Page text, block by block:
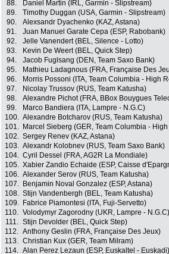
88.
Daniel Martin (IRL, Garmin - Slipstream)
89.
Timothy Duggan (USA, Garmin - Slipstream)
90.
Alexsandr Dyachenko (KAZ, Astana)
91.
Juan Manuel Garate Cepa (ESP, Rabobank)
92.
Jelle Vanendert (BEL, Silence - Lotto)
93.
Kevin De Weert (BEL, Quick Step)
94.
Jacob Fuglsang (DEN, Team Saxo Bank)
95.
Mathieu Ladagnous (FRA, Française Des
96.
Morris Possoni (ITA, Team Columbia - High
97.
Nicolay Trussov (RUS, Team Katusha)
98.
Alexandre Pichot (FRA, BBox Bouygues
99.
Marco Bandiera (ITA, Lampre - N.G.C)
100. Alexandre Botcharov (RUS, Team Katusha)
101.
Marcel Sieberg (GER, Team Columbia -
102. Sergey Renev (KAZ, Astana)
103. Alexandr Kolobnev (RUS, Team Saxo Bank)
104. Cyril Dessel (FRA, AG2R La Mondiale)
105. Xabier Zandio Echaide (ESP, Caisse
106. Alexander Serov (RUS, Team Katusha)
107.
Benjamin Noval Gonzalez (ESP, Astana)
108. Stijn Vandenbergh (BEL, Team Katusha)
109.
Fabrice Piamontesi (ITA, Fuji-Servetto)
110. Volodymyr Zagorodny (UKR, Lampre - N.G.C)
111. Stijn Devolder (BEL, Quick Step)
112. Anthony Geslin (FRA, Française Des Jeux)
113. Christian Kux (GER, Team Milram)
114. Alan Perez Lezaun (ESP, Euskaltel - Euskadi)